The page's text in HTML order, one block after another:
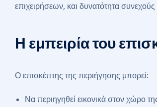
επιχειρήσεων, και δυνατότητα
Η εμπειρία του
Ο επισκέπτης της περιήγησης μπορεί:
Να περιηγηθεί εικονικά στον χώρο